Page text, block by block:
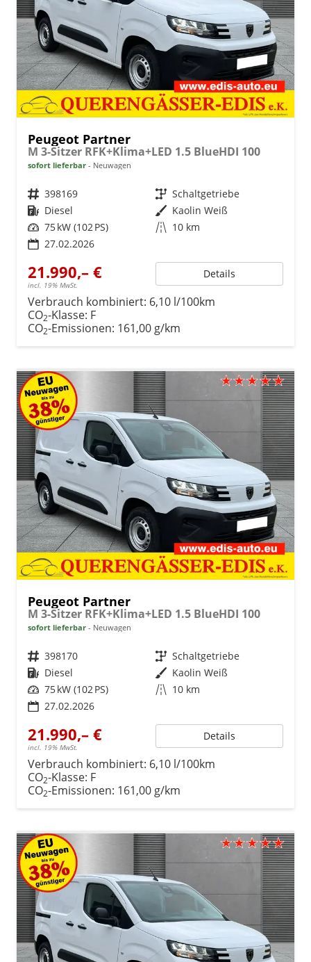
Peugeot Partner
M 3-Sitzer RFK+Klima+LED 1.5 BlueHDI 100
sofort lieferbar Neuwagen
Fahrzeugnr. 398169 Getriebe Schaltgetriebe
Kraftstoff Diesel Außenfarbe Kaolin Weiß
Leistung 75 kW (102 PS) Kilometerstand 10 km
27.02.2026
21.990,– €
incl. 19% MwSt.
Details
Verbrauch kombiniert: 6,10 l/100km
CO2-Klasse: F
CO2-Emissionen: 161,00 g/km
Peugeot Partner
M 3-Sitzer RFK+Klima+LED 1.5 BlueHDI 100
sofort lieferbar Neuwagen
Fahrzeugnr. 398170 Getriebe Schaltgetriebe
Kraftstoff Diesel Außenfarbe Kaolin Weiß
Leistung 75 kW (102 PS) Kilometerstand 10 km
27.02.2026
21.990,– €
incl. 19% MwSt.
Details
Verbrauch kombiniert: 6,10 l/100km
CO2-Klasse: F
CO2-Emissionen: 161,00 g/km